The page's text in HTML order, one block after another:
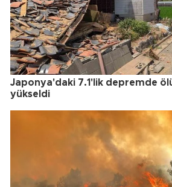
Japonya'daki 7.1'lik depremde ölü
yükseldi